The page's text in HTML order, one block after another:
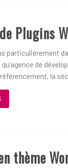
Plugins
particulièrement
de
la
thème